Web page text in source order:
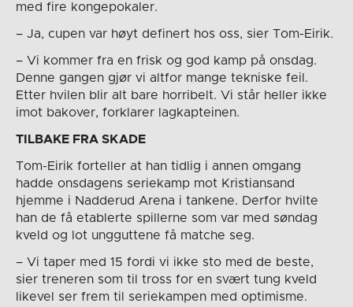
med fire kongepokaler.
– Ja, cupen var høyt definert hos oss, sier Tom-Eirik.
– Vi kommer fra en frisk og god kamp på onsdag.
Denne gangen gjør vi altfor mange tekniske feil.
Etter hvilen blir alt bare horribelt. Vi står heller ikke
imot bakover, forklarer lagkapteinen.
TILBAKE FRA SKADE
Tom-Eirik forteller at han tidlig i annen omgang
hadde onsdagens seriekamp mot Kristiansand
hjemme i Nadderud Arena i tankene. Derfor hvilte
han de få etablerte spillerne som var med søndag
kveld og lot ungguttene få matche seg.
– Vi taper med 15 fordi vi ikke sto med de beste,
sier treneren som til tross for en svært tung kveld
likevel ser frem til seriekampen med optimisme.